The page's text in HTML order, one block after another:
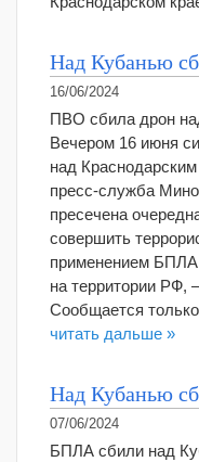
Над Кубанью
16/06/2024
ПВО сбила дрон
Вечером 16 июня
над
пресс-служба
пресечена
совершить
применением БПЛА
на территории РФ,
Сообщается
читать дальше »
Над Кубанью
07/06/2024
БПЛА сбили над